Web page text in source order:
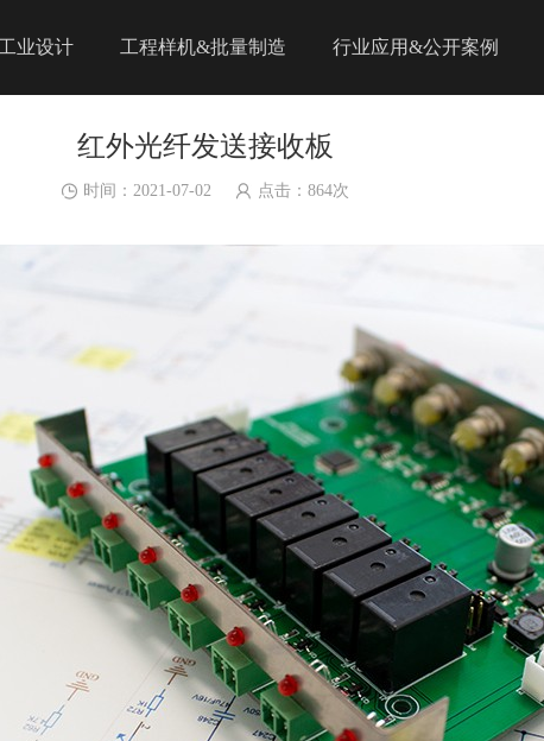
业设计 工程样机&批量制造 行业应用&公开案例
红外光纤发送接收板
时间：2021-07-02 点击： 864次